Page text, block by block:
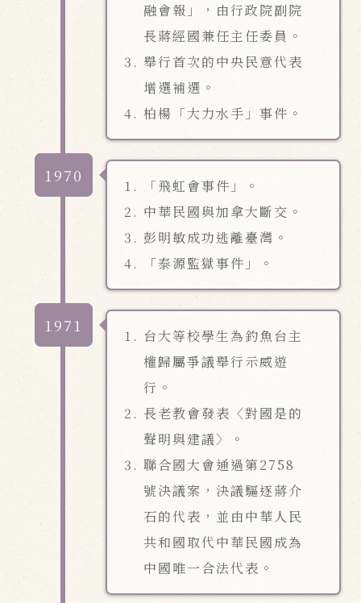
融會報」，由行政院副院
長蔣經國兼任主任委員。
舉行首次的中央民意代表
增選補選。
柏楊「大力水手」事件。
1970
「飛虹會事件」。
中華民國與加拿大斷交。
彭明敏成功逃離臺灣。
「泰源監獄事件」。
1971
台大等校學生為釣魚台主
權歸屬爭議舉行示威遊
行。
長老教會發表〈對國是的
聲明與建議〉。
聯合國大會通過第2758
號決議案，決議驅逐蔣介
石的代表，並由中華人民
共和國取代中華民國成為
中國唯一合法代表。